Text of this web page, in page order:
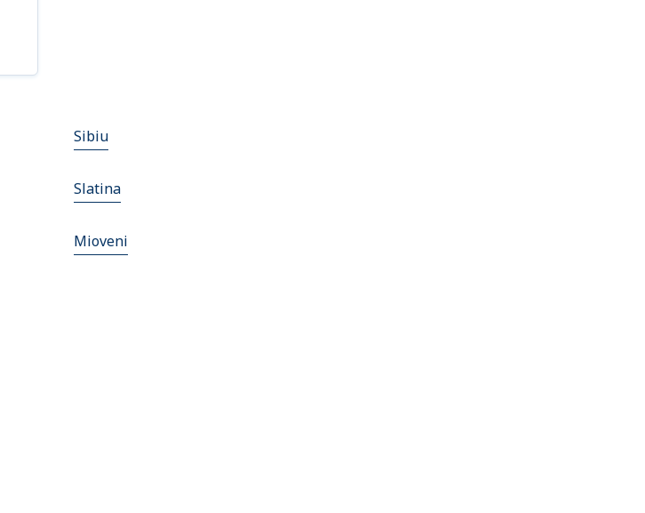
Sibiu
Slatina
Mioveni